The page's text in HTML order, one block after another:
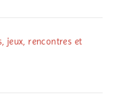
jeux, rencontres et